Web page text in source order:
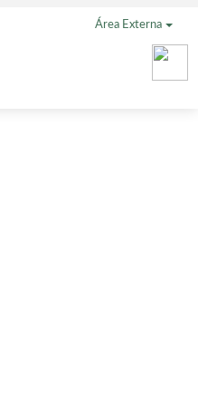
Área Externa